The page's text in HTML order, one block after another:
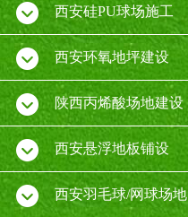
西安硅PU球场施工
西安环氧地坪建设
陕西丙烯酸场地建设
西安悬浮地板铺设
西安羽毛球/网球场地